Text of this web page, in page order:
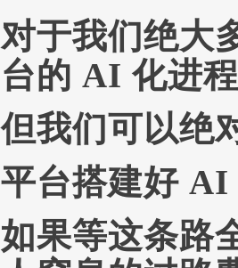
对于我们绝大
台的 AI 化进
但我们可以绝
平台搭建好 AI
如果等这条路